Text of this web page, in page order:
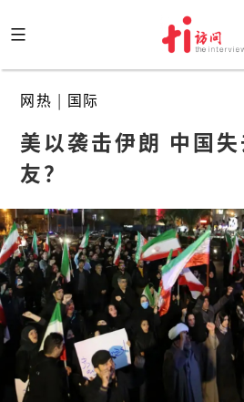
to
content
网热 | 国际
美以袭击伊朗 中国
友？